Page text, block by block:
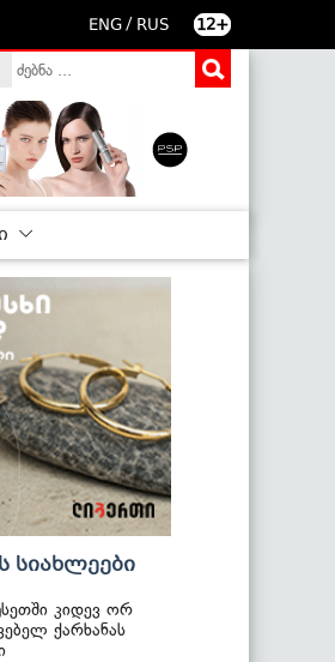
ENG / RUS 12+
სიახლეები
კიდევ ორ
ქარხანას